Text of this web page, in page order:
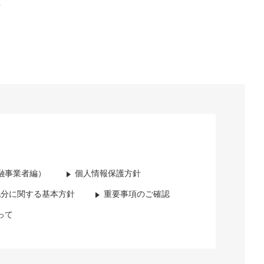
業者編） 個人情報保護方針
に関する基本方針 重要事項のご確認
て